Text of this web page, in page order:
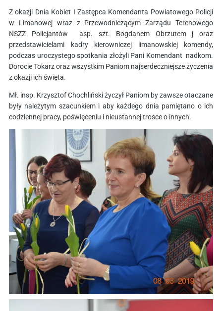
Z okazji Dnia Kobiet I Zastępca Komendanta Powiatowego Policji
w Limanowej wraz z Przewodniczącym Zarządu Terenowego
NSZZ Policjantów asp. szt. Bogdanem Obrzutem j oraz
przedstawicielami kadry kierowniczej limanowskiej komendy,
podczas uroczystego spotkania złożyli Pani Komendant nadkom.
Dorocie Tokarz oraz wszystkim Paniom najserdeczniejsze życzenia
z okazji ich święta.
Mł. insp. Krzysztof Chochliński życzył Paniom by zawsze otaczane
były należytym szacunkiem i aby każdego dnia pamiętano o ich
codziennej pracy, poświęceniu i nieustannej trosce o innych.